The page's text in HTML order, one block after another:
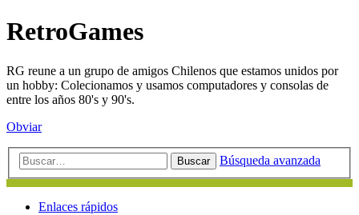
RetroGames
RG reune a un grupo de amigos Chilenos que estamos unidos por
un hobby: Colecionamos y usamos computadores y consolas de
entre los años 80's y 90's.
Obviar
Buscar Búsqueda avanzada
Enlaces rápidos